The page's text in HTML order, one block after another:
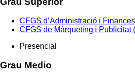
CFGS d’Administració i Finances
CFGS de Màrqueting i Publicitat
Presencial
Grau Medio